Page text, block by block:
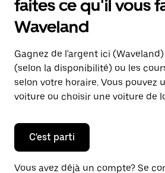
faites ce qu'il vous
Waveland
Gagnez de l'argent ici
(selon la disponibilité) ou les
selon votre horaire. Vous pouvez
voiture ou choisir une voiture de
C'est parti
Vous avez déjà un compte? Se